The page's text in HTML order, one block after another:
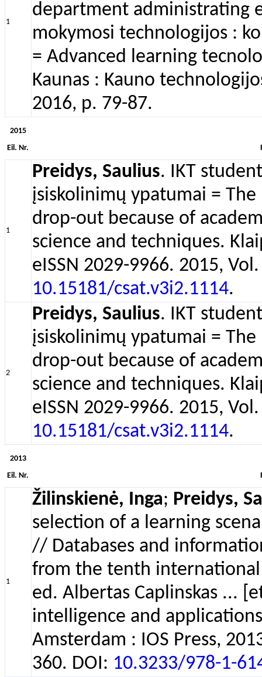
1
department administrating
mokymosi technologijos :
= Advanced learning
Kaunas : Kauno
2016, p. 79-87.
2015
Eil. Nr.
1
Preidys, Saulius. IKT
įsiskolinimų ypatumai =
drop-out because of
science and techniques.
eISSN 2029-9966. 2015,
10.15181/csat.v3i2.1114.
2
Preidys, Saulius. IKT
įsiskolinimų ypatumai =
drop-out because of
science and techniques.
eISSN 2029-9966. 2015,
10.15181/csat.v3i2.1114.
2013
Eil. Nr.
1
Žilinskienė, Inga; Preidys,
selection of a learning
// Databases and
from the tenth international
ed. Albertas Caplinskas ...
intelligence and
Amsterdam : IOS Press,
360. DOI: 10.3233/978-1-